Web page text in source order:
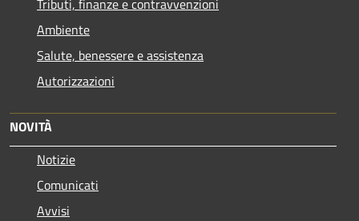
Ambiente
Salute, benessere e assistenza
Autorizzazioni
NOVITÀ
Notizie
Comunicati
Avvisi